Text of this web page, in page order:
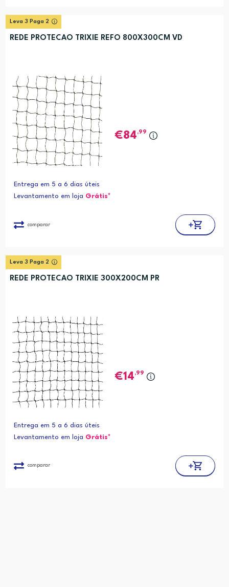
Leva 3 Paga 2
REDE PROTECAO TRIXIE REFO 800X300CM VD
84,99
Entrega em 5 a 6 dias úteis
Levantamento em loja Grátis*
comparar
Leva 3 Paga 2
REDE PROTECAO TRIXIE 300X200CM PR
14,99
Entrega em 5 a 6 dias úteis
Levantamento em loja Grátis*
comparar